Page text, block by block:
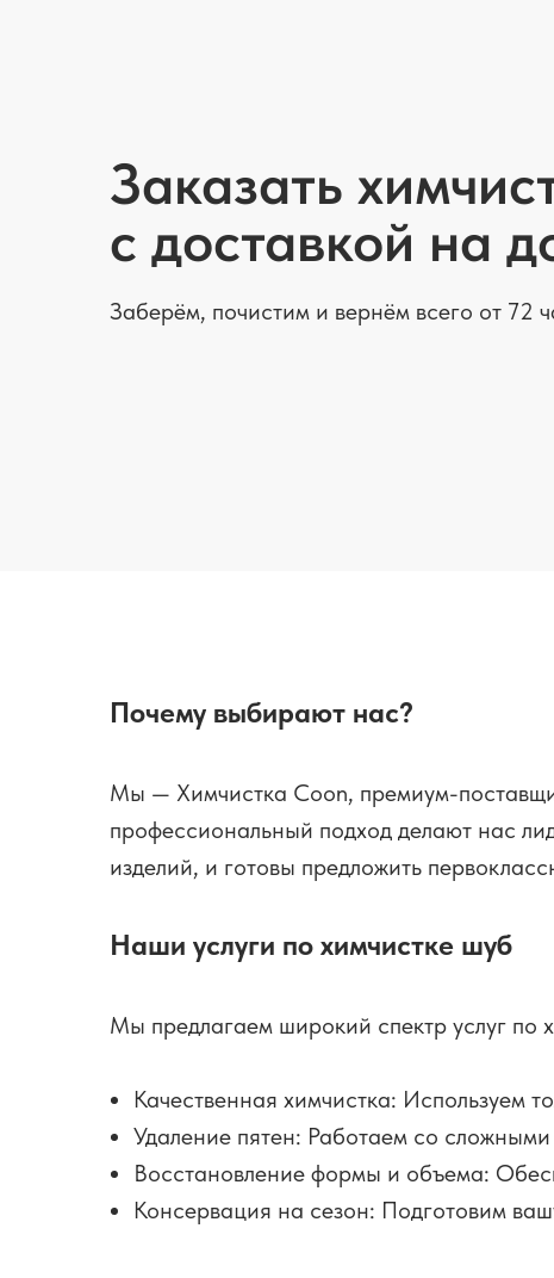
Заказать
с доставкой на
Заберём, почистим и вернём всего от 72
Почему выбирают нас?
Мы — Химчистка Coon, премиум-
профессиональный подход делают нас
изделий, и готовы предложить
Наши услуги по химчистке шуб
Мы предлагаем широкий спектр услуг по
Качественная химчистка: Используем
Удаление пятен: Работаем со
Восстановление формы и объема:
Консервация на сезон: Подготовим